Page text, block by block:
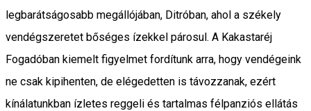
legbarátságosabb megállójában, Ditróban, ahol a székely
vendégszeretet bőséges ízekkel párosul. A Kakastaréj
Fogadóban kiemelt figyelmet fordítunk arra, hogy vendégeink
ne csak kipihenten, de elégedetten is távozzanak, ezért
kínálatunkban ízletes reggeli és tartalmas félpanziós ellátás